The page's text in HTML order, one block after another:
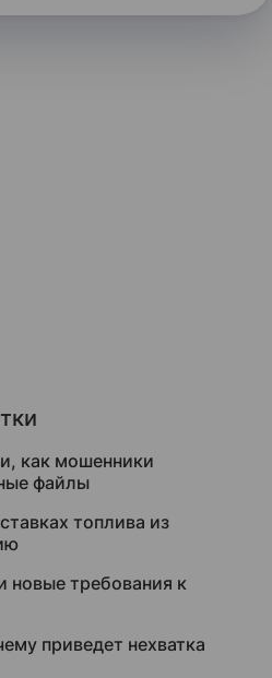
как мошенники
файлы
топлива из
новые требования к
приведет нехватка